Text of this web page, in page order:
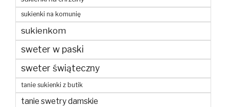
sukienki na komunię
sukienkom
sweter w paski
sweter świąteczny
tanie sukienki z butik
tanie swetry damskie